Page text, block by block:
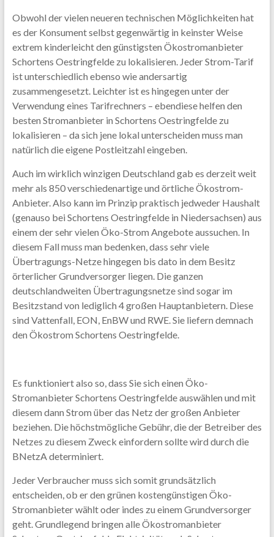
Obwohl der vielen neueren technischen Möglichkeiten hat
es der Konsument selbst gegenwärtig in keinster Weise
extrem kinderleicht den günstigsten Ökostromanbieter
Schortens Oestringfelde zu lokalisieren. Jeder Strom-Tarif
ist unterschiedlich ebenso wie andersartig
zusammengesetzt. Leichter ist es hingegen unter der
Verwendung eines Tarifrechners – ebendiese helfen den
besten Stromanbieter in Schortens Oestringfelde zu
lokalisieren – da sich jene lokal unterscheiden muss man
natürlich die eigene Postleitzahl eingeben.
Auch im wirklich winzigen Deutschland gab es derzeit weit
mehr als 850 verschiedenartige und örtliche Ökostrom-
Anbieter. Also kann im Prinzip praktisch jedweder Haushalt
(genauso bei Schortens Oestringfelde in Niedersachsen) aus
einem der sehr vielen Öko-Strom Angebote aussuchen. In
diesem Fall muss man bedenken, dass sehr viele
Übertragungs-Netze hingegen bis dato in dem Besitz
örterlicher Grundversorger liegen. Die ganzen
deutschlandweiten Übertragungsnetze sind sogar im
Besitzstand von lediglich 4 großen Hauptanbietern. Diese
sind Vattenfall, EON, EnBW und RWE. Sie liefern demnach
den Ökostrom Schortens Oestringfelde.
Es funktioniert also so, dass Sie sich einen Öko-
Stromanbieter Schortens Oestringfelde auswählen und mit
diesem dann Strom über das Netz der großen Anbieter
beziehen. Die höchstmögliche Gebühr, die der Betreiber des
Netzes zu diesem Zweck einfordern sollte wird durch die
BNetzA determiniert.
Jeder Verbraucher muss sich somit grundsätzlich
entscheiden, ob er den grünen kostengünstigen Öko-
Stromanbieter wählt oder indes zu einem Grundversorger
geht. Grundlegend bringen alle Ökostromanbieter